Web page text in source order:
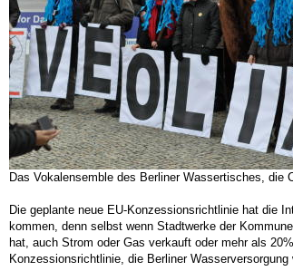
Das Vokalensemble des Berliner Wassertisches, die
Die geplante neue EU-Konzessionsrichtlinie hat die
kommen, denn selbst wenn Stadtwerke der
hat, auch Strom oder Gas verkauft oder mehr als
Konzessionsrichtlinie, die Berliner